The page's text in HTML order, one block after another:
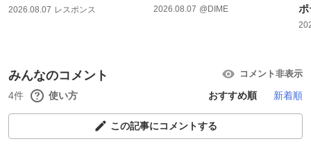
2026.08.07 レスポンス 2026.08.07 @DIME
ポ
みんなのコメント コメント非表示
4件 使い方 おすすめ順 新着順
この記事にコメントする